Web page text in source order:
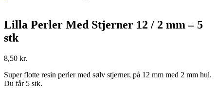
Lilla Perler Med Stjerner 12 / 2 mm – 5
stk
8,50 kr.
Super flotte resin perler med sølv stjerner, på 12 mm med 2 mm hul.
Du får 5 stk.